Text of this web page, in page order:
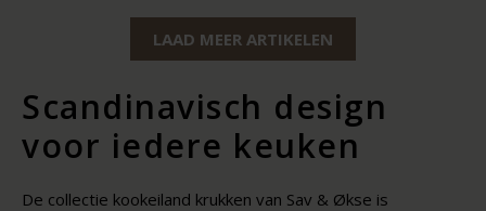
LAAD MEER ARTIKELEN
Scandinavisch design
voor iedere keuken
De collectie kookeiland krukken van Sav & Økse is